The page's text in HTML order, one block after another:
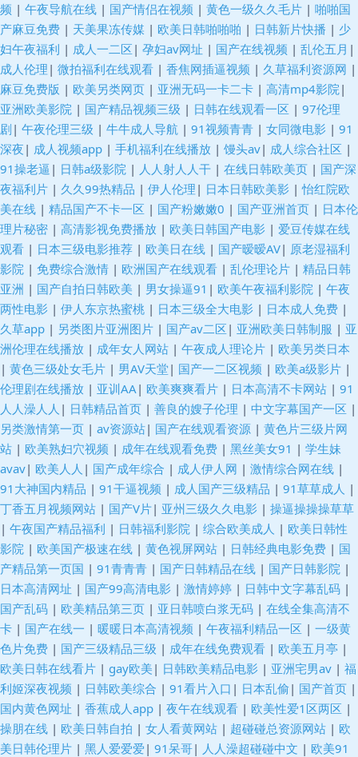
妻 殴美不卡性爱 91视网站 精品一线视频 91制片在线观看 女同色情 91白丝
少妇 黄色快播大香蕉 午夜福利一区二区 国产精品自拍93 国产深夜福利 日韩
伦理三区 操少妇射精 少妇熟女一区二区 福利中文在线导航 先锋影音91AV
大香蕉伊人现现 日本AⅤ网站 91视频最新网址 日韩性爱AⅤ 欧美A网 91网址
大全 欧州午夜影院 超碰另类 欧美色色图 97操碰操碰 欧美卡不卡 欧美A片网
超碰操逼网 男人色色网 91n免费处女在 黄色片子免费看 91打屁股 韩国午夜
福利剧场 亚洲午夜激情 丁香五月花婷婷 日本一本视频 国产ts伪娘在线 91国
产品精 韩国青草在线视频 一区一区精华液 久久青青操 91vv免费视频 久久国
内精品 伊人青青大香蕉 国内AV草逼影视 韩国无码成人 最新福利视频导航 黄
色废料网站91 97超超碰 免费看黄色电影 91人妻草 伦理第一页 狼友福利群
91网精品 在线免费小视频 韩日1区 51黑料福利社 豆花91在线观看 久久精品
首页 91后入视频 久久依人精品综合 91大片免费观看 国产性爱网
频 | 午夜导航在线 | 国产情侣在视频 | 黄色一级久久毛片 | 啪啪国
产麻豆免费 | 天美果冻传媒 | 欧美日韩啪啪啪 | 日韩新片快播 | 少
妇午夜福利 | 成人一二区 | 孕妇av网址 | 国产在线视频 | 乱伦五月 |
成人伦理 | 微拍福利在线观看 | 香焦网插逼视频 | 久草福利资源网 |
麻豆免费版 | 欧美另类网页 | 亚洲无码一卡二卡 | 高清mp4影院|
亚洲欧美影院 | 国产精品视频三级 | 日韩在线观看一区 | 97伦理
剧 | 午夜伦理三级 | 牛牛成人导航 | 91视频青青 | 女同微电影 | 91
深夜 | 成人视频app | 手机福利在线播放 | 馒头av| 成人综合社区 |
91操老逼 | 日韩a级影院 | 人人射人人干 | 在线日韩欧美页 | 国产深
夜福利片 | 久久99热精品 | 伊人伦理 | 日本日韩欧美影 |怡红院欧
美在线 | 精品国产不卡一区 | 国产粉嫩嫩0 | 国产亚洲首页 | 日本伦
理片秘密 | 高清影视免费播放 | 欧美日韩国产电影 | 爱豆传媒在线
观看 | 日本三级电影推荐 | 欧美日在线 | 国产暧暧AV| 原老湿福利
影院 | 免费综合激情 | 欧洲国产在线观看 | 乱伦理论片 | 精品日韩
亚洲 | 国产自拍日韩欧美 | 男女操逼91 | 欧美午夜福利影院 | 午夜
两性电影 | 伊人东京热蜜桃 | 日本三级全大电影 | 日本成人免费 |
久草app | 另类图片亚洲图片 | 国产av二区 | 亚洲欧美日韩制服 | 亚
洲伦理在线播放 | 成年女人网站 | 午夜成人理论片 | 欧美另类日本
| 黄色三级处女毛片 | 男AV天堂| 国产一二区视频 | 欧美a级影片 |
伦理剧在线播放 | 亚训AA| 欧美爽爽看片 | 日本高清不卡网站 | 91
人人澡人人 | 日韩精品首页 | 善良的嫂子伦理 | 中文字幕国产一区 |
另类激情第一页 | av资源站| 国产在线观看资源 | 黄色片三级片网
站 | 欧美熟妇穴视频 | 成年在线观看免费 | 黑丝美女91 | 学生妹
avav| 欧美人人 | 国产成年综合 | 成人伊人网 | 激情综合网在线 |
91大神国内精品 | 91干逼视频 | 成人国产三级精品 | 91草草成人 |
丁香五月视频网站 | 国产V片| 亚州三级久久电影 | 操逼操操操草草
| 午夜国产精品福利 | 日韩福利影院 | 综合欧美成人 | 欧美日韩性
影院 | 欧美国产极速在线 | 黄色视屏网站 | 日韩经典电影免费 | 国
产精品第一页国 | 91青青青 | 国产日韩精品在线 | 国产日韩影院 |
日本高清网址 | 国产99高清电影 | 激情婷婷 | 日韩中文字幕乱码 |
国产乱码 | 欧美精品第三页 | 亚日韩喷白浆无码 | 在线全集高清不
卡 | 国产在线一 | 暖暖日本高清视频 | 午夜福利精品一区 | 一级黄
色片免费 | 国产三级精品三级 | 成年在线免费观看 | 欧美五月亭 |
欧美日韩在线看片 | gay欧美 | 日韩欧美精品电影 | 亚洲宅男av | 福
利姬深夜视频 | 日韩欧美综合 | 91看片入口 | 日本乱偷 | 国产首页 |
国内黄色网址 | 香蕉成人app | 夜午在线观看 | 欧美性爱1区两区 |
操朋在线 | 欧美日韩自拍 | 女人看黄网站 | 超碰碰总资源网站 | 欧
美日韩伦理片 | 黑人爱爱爱 | 91呆哥| 人人澡超碰碰中文 | 欧美91